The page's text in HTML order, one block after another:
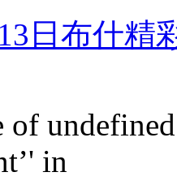
日布什精
of
in